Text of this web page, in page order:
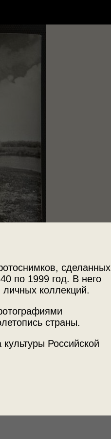
сделанных
по 1999 год. В него
коллекций.
страны.
Российской